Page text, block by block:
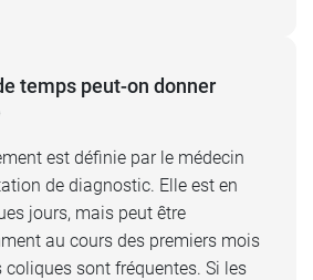
temps peut-on donner
est définie par le médecin
de diagnostic. Elle est en
jours, mais peut être
au cours des premiers mois
coliques sont fréquentes. Si les